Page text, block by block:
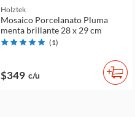
Holztek
Mosaico Porcelanato Pluma
menta brillante 28 x 29 cm
(1)
$349 c/u